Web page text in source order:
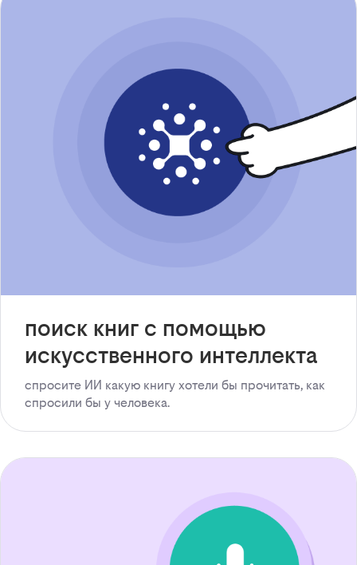
поиск книг с помощью
искусственного интеллекта
спросите ИИ какую книгу хотели бы прочитать, как
спросили бы у человека.